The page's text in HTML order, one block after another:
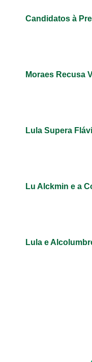
Candidatos à
Moraes Recusa
Lula Supera
Lu Alckmin e a
Lula e